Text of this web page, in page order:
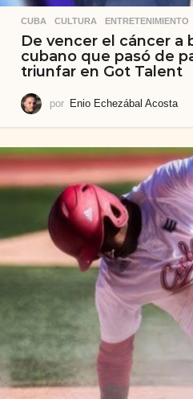
CUBA ,CULTURA ,ENTRETENIMIENTO
De vencer el cáncer a
cubano que pasó de
triunfar en Got Talent
por Enio Echezábal Acosta